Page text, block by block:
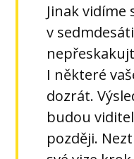
Jinak vidíme
v
I některé
dozrát.
budou
později.